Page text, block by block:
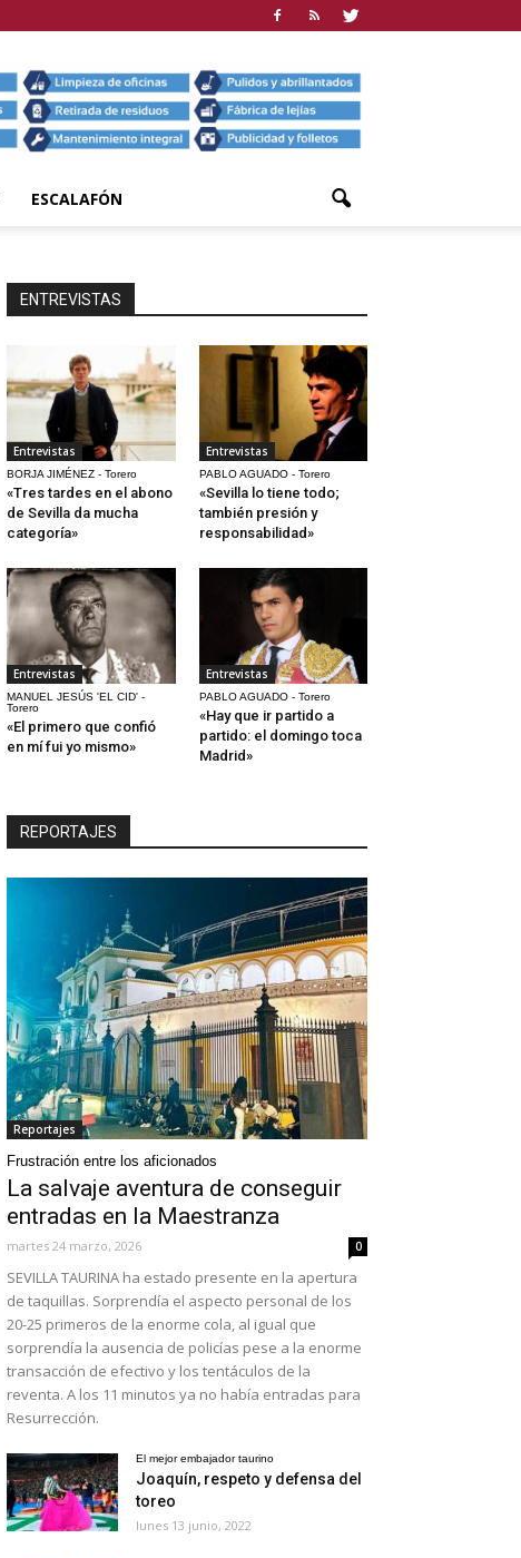
ESCALAFÓN
ENTREVISTAS
Entrevistas
BORJA JIMÉNEZ - Torero
«Tres tardes en el abono
de Sevilla da mucha
categoría»
Entrevistas
PABLO AGUADO - Torero
«Sevilla lo tiene todo;
también presión y
responsabilidad»
Entrevistas
MANUEL JESÚS 'EL CID' -
Torero
«El primero que confió
en mí fui yo mismo»
Entrevistas
PABLO AGUADO - Torero
«Hay que ir partido a
partido: el domingo toca
Madrid»
REPORTAJES
Reportajes
Frustración entre los aficionados
La salvaje aventura de conseguir
entradas en la Maestranza
martes 24 marzo, 2026 0
SEVILLA TAURINA ha estado presente en la apertura
de taquillas. Sorprendía el aspecto personal de los
20-25 primeros de la enorme cola, al igual que
sorprendía la ausencia de policías pese a la enorme
transacción de efectivo y los tentáculos de la
reventa. A los 11 minutos ya no había entradas para
Resurrección.
El mejor embajador taurino
Joaquín, respeto y defensa del
toreo
lunes 13 junio, 2022